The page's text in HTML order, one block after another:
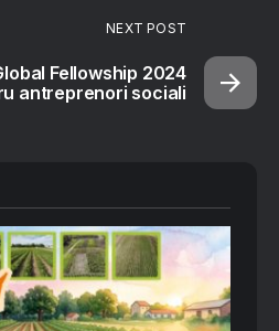
NEXT POST
Fellowship 2024
antreprenori sociali